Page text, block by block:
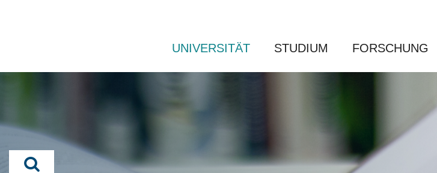
UNIVERSITÄT STUDIUM FORSCHUNG